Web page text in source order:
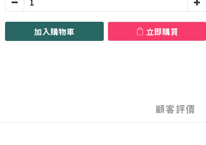
加入購物車 立即購買
顧客評價